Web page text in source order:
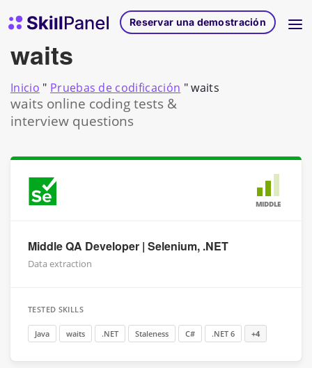
Página de inicio de SkillPanelReservar una demostración
waits
Inicio " Pruebas de codificación "waits
waits online coding tests &
interview questions
MIDDLE
Middle QA Developer | Selenium, .NET
Data extraction
TESTED SKILLS
Java waits .NET Staleness C# .NET 6 +4